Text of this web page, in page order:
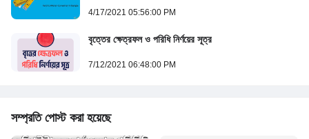
4/17/2021 05:56:00 PM
বৃত্তের ক্ষেত্রফল ও পরিধি নির্ণয়ের সূত্র
7/12/2021 06:48:00 PM
সম্প্রতি পোস্ট করা হয়েছে